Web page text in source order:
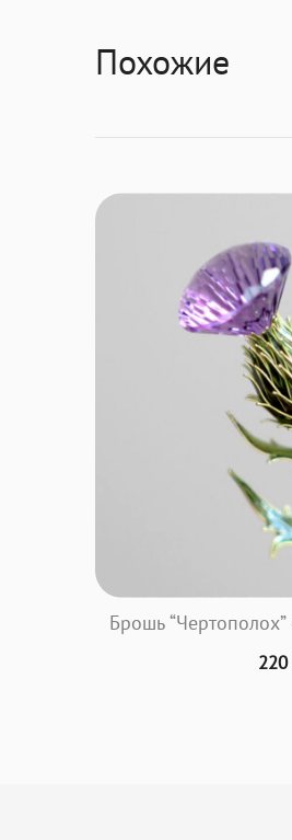
Похожие
Брошь